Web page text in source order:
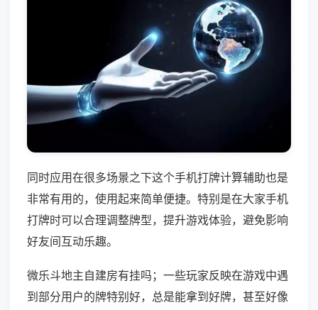
同时应用在很多场景之下这个手机打牌计算辅助也是
非常有用的，使用起来简单便捷。特别是在大家手机
打牌时可以合理调整牌型，提升游戏体验，避免影响
好友间互动乐趣。
微乐斗地主自建房有挂吗；一些玩家反映在游戏中遇
到部分用户的牌特别好，总是能拿到好牌，甚至好像